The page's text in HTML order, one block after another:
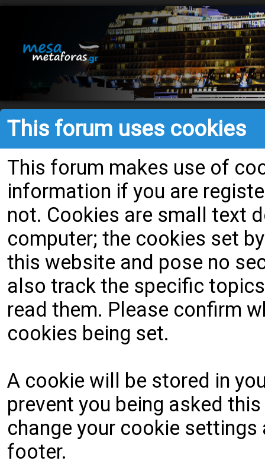
This forum uses cookies
This forum makes use of
information if you are
not. Cookies are small text
computer; the cookies set
this website and pose no
also track the specific
read them. Please confirm
cookies being set.
A cookie will be stored in
prevent you being asked
change your cookie
footer.